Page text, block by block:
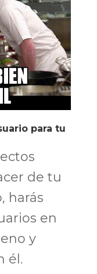
para tu
de tu
harás
en
y
él.